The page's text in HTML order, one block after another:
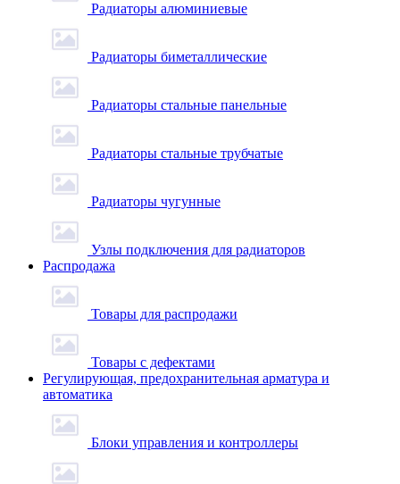
Радиаторы алюминиевые
Радиаторы биметаллические
Радиаторы стальные панельные
Радиаторы стальные трубчатые
Радиаторы чугунные
Узлы подключения для радиаторов
Распродажа
Товары для распродажи
Товары с дефектами
Регулирующая, предохранительная арматура и
автоматика
Блоки управления и контроллеры